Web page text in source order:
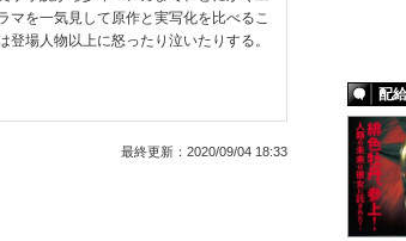
マを一気見して原作と実写化を比べるこ
場人物以上に怒ったり泣いたりする。
最終更新： 2020/09/04 18:33
配